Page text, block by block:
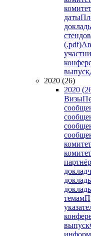
комитет
даты
(.pdf)
выпуск
2020 (26)
2020
Визы
комитет
комитет
темам
выпуск